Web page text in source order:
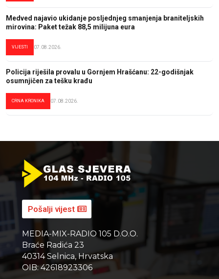
Medved najavio ukidanje posljednjeg smanjenja braniteljskih
mirovina: Paket težak 88,5 milijuna eura
VIJESTI 07.08.2026.
Policija riješila provalu u Gornjem Hrašćanu: 22-godišnjak
osumnjičen za tešku krađu
CRNA KRONIKA 07.08.2026.
Pošalji vijest
MEDIA-MIX-RADIO 105 D.O.O.
Braće Radića 23
40314 Selnica, Hrvatska
OIB: 42618923306